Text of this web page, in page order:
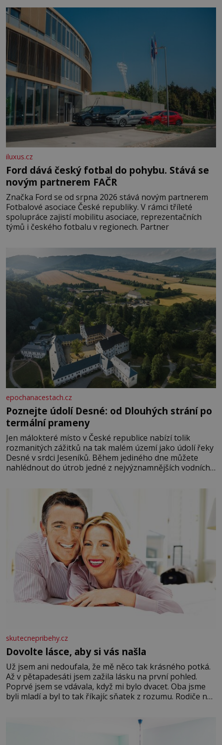
času tráví na zemi, kde sbírá zbytky semínek Jeho
domovinou je prakticky celá Austrálie s výjimkou
pobřežní oblasti.
iluxus.cz
Ford dává český fotbal do pohybu. Stává se
novým partnerem FAČR
Značka Ford se od srpna 2026 stává novým partnerem
Fotbalové asociace České republiky. V rámci tříleté
spolupráce zajistí mobilitu asociace, reprezentačních
týmů i českého fotbalu v regionech. Partner
epochanacestach.cz
Poznejte údolí Desné: od Dlouhých strání po
termální prameny
Jen málokteré místo v České republice nabízí tolik
rozmanitých zážitků na tak malém území jako údolí řeky
Desné v srdci Jeseníků. Během jediného dne můžete
nahlédnout do útrob jedné z nejvýznamnějších vodních
se na koloběžce a den zakončit poznáváním památek ve
Velkých Losinách nebo v termálním
skutecnepribehy.cz
Dovolte lásce, aby si vás našla
Už jsem ani nedoufala, že mě něco tak krásného potká.
Až v pětapadesáti jsem zažila lásku na první pohled.
Poprvé jsem se vdávala, když mi bylo dvacet. Oba jsme
byli mladí a byl to tak říkajíc sňatek z rozumu. Rodiče nás